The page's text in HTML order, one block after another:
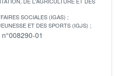
SOCIALES (IGAS)
ET DES SPORTS (IGJS)
01